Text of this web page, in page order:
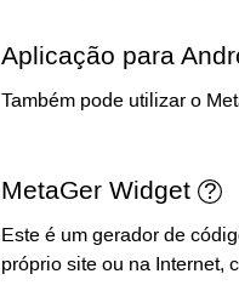
Aplicação para
Também pode utilizar o
MetaGer Widget
Este é um gerador de
próprio site ou na Internet,